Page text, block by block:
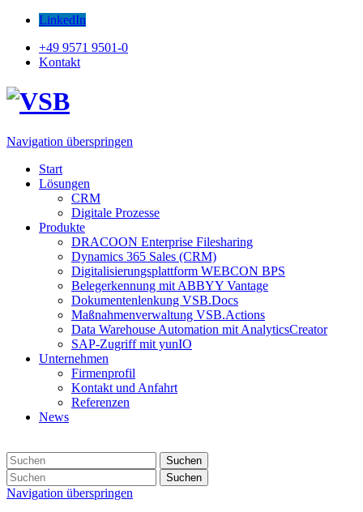
LinkedIn
+49 9571 9501-0
Kontakt
Navigation überspringen
Start
Lösungen
CRM
Digitale Prozesse
Produkte
DRACOON Enterprise Filesharing
Dynamics 365 Sales (CRM)
Digitalisierungsplattform WEBCON BPS
Belegerkennung mit ABBYY Vantage
Dokumentenlenkung VSB.Docs
Maßnahmenverwaltung VSB.Actions
Data Warehouse Automation mit AnalyticsCreator
SAP-Zugriff mit yunIO
Unternehmen
Firmenprofil
Kontakt und Anfahrt
Referenzen
News
Suchen
Suchen
Navigation überspringen